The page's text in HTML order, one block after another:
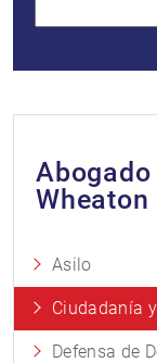
Wheaton
Asilo
Ciudadanía
Defensa de